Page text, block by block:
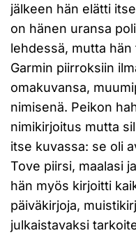
jälkeen hän elätti
on hänen uransa
lehdessä, mutta
Garmin piirroksiin
omakuvansa,
nimisenä. Peikon
nimikirjoitus mutta
itse kuvassa: se oli
Tove piirsi, maalasi
hän myös kirjoitti
päiväkirjoja,
julkaistavaksi